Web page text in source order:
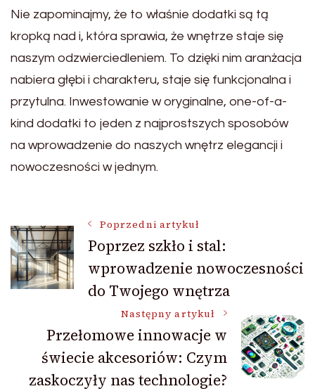
Nie zapominajmy, że to właśnie dodatki są tą
kropką nad i, która sprawia, że wnętrze staje się
naszym odzwierciedleniem. To dzięki nim aranżacja
nabiera głębi i charakteru, staje się funkcjonalna i
przytulna. Inwestowanie w oryginalne, one-of-a-
kind dodatki to jeden z najprostszych sposobów
na wprowadzenie do naszych wnętrz elegancji i
nowoczesności w jednym.
Nawigacja
wpisu
Poprzedni artykuł
Poprzez szkło i stal:
wprowadzenie nowoczesności
do Twojego wnętrza
Następny artykuł
Przełomowe innowacje w
świecie akcesoriów: Czym
zaskoczyły nas technologie?